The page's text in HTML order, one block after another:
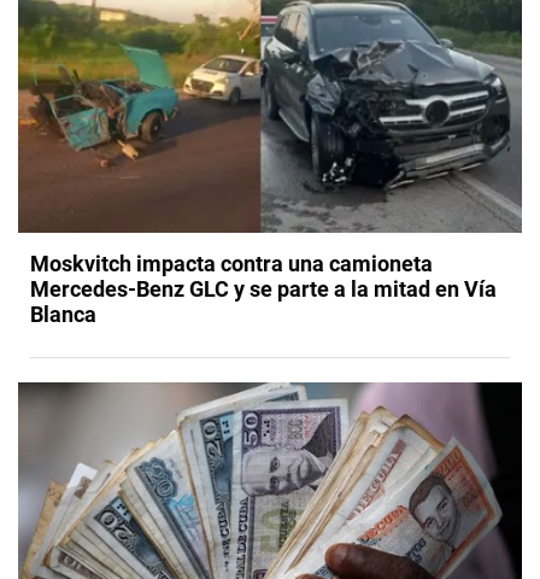
Moskvitch impacta contra una camioneta
Mercedes-Benz GLC y se parte a la mitad en Vía
Blanca